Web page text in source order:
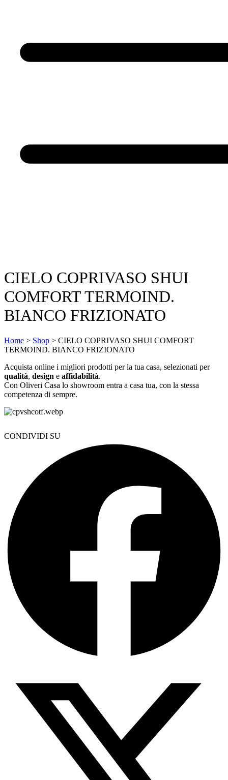
CIELO COPRIVASO SHUI
COMFORT TERMOIND.
BIANCO FRIZIONATO
Home > Shop > CIELO COPRIVASO SHUI COMFORT
TERMOIND. BIANCO FRIZIONATO
Acquista online i migliori prodotti per la tua casa, selezionati per
qualità, design e affidabilità.
Con Oliveri Casa lo showroom entra a casa tua, con la stessa
competenza di sempre.
CONDIVIDI SU